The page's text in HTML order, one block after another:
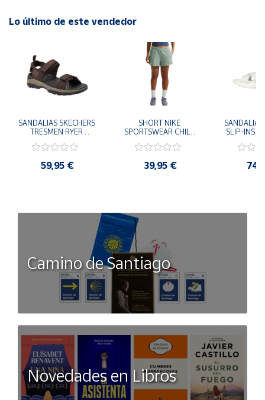
Lo último de este vendedor
SANDALIAS SKECHERS
TRESMEN RYER
205112-CHOC
COMODAS
59,95 €
SHORT NIKE
SPORTSWEAR CHILL
006 PANTALONES
39,95 €
SANDALIAS
SLIP-INS
Camino de Santiago
Novedades en Libros